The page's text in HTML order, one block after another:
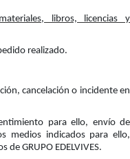
libros, licencias y
realizado.
cancelación o incidente en
para ello, envío de
medios indicados para ello,
GRUPO EDELVIVES.